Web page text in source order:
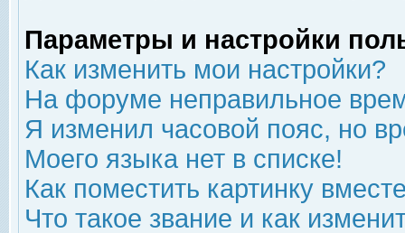
Параметры и настройки
Как изменить мои настройки?
На форуме неправильное
Я изменил часовой пояс, но
Моего языка нет в списке!
Как поместить картинку
Что такое звание и как